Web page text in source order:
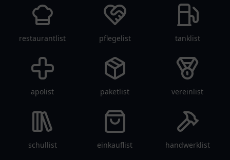
restaurantlist pflegelist tanklist
apolist paketlist vereinlist
schullist einkauflist handwerklist